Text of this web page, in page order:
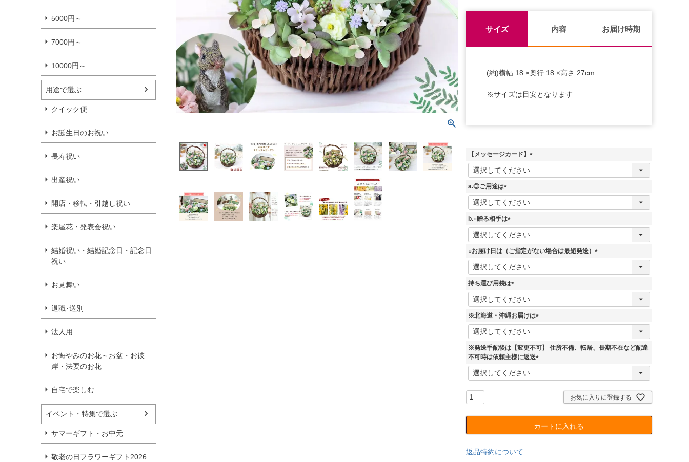
5000円～
7000円～
10000円～
用途で選ぶ
クイック便
お誕生日のお祝い
長寿祝い
出産祝い
開店・移転・引越し祝い
楽屋花・発表会祝い
結婚祝い・結婚記念日・記念日
祝い
お見舞い
退職･送別
法人用
お悔やみのお花～お盆・お彼
岸・法要のお花
自宅で楽しむ
イベント・特集で選ぶ
サマーギフト・お中元
敬老の日フラワーギフト2026
サイズ 内容 お届け時期
(約)横幅 18 ×奥行 18 ×高さ 27cm
※サイズは目安となります
【メッセージカード】
(
a.◎ご用途は
(
必
須
b.○贈る相手は
(
必
須
○お届け日は（ご指定がない場合は最短発送）
(
持ち運び用袋は
(
必
須
※北海道・沖縄お届けは
(
須
)
※発送手配後は【変更不可】 住所不備、転居、長期不在など配達
不可時は依頼主様に返送
(
お気に入りに登録する
カートに入れる
返品特約について